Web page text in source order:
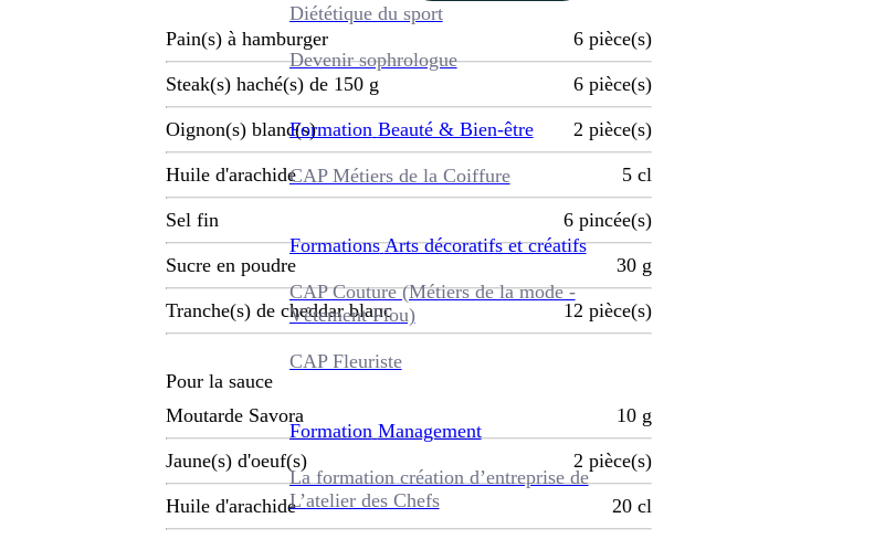
Diététique du sport
Devenir sophrologue
Formation Beauté & Bien-être
CAP Métiers de la Coiffure
Formations Arts décoratifs et créatifs
CAP Couture (Métiers de la mode -
Vêtement Flou)
CAP Fleuriste
Formation Management
La formation création d’entreprise de
L’atelier des Chefs
Pain(s) à hamburger 6 pièce(s)
Steak(s) haché(s) de 150 g 6 pièce(s)
Oignon(s) blanc(s) 2 pièce(s)
Huile d'arachide 5 cl
Sel fin 6 pincée(s)
Sucre en poudre 30 g
Tranche(s) de cheddar blanc 12 pièce(s)
Pour la sauce
Moutarde Savora
10 g
Jaune(s) d'oeuf(s) 2 pièce(s)
Huile d'arachide 20 cl